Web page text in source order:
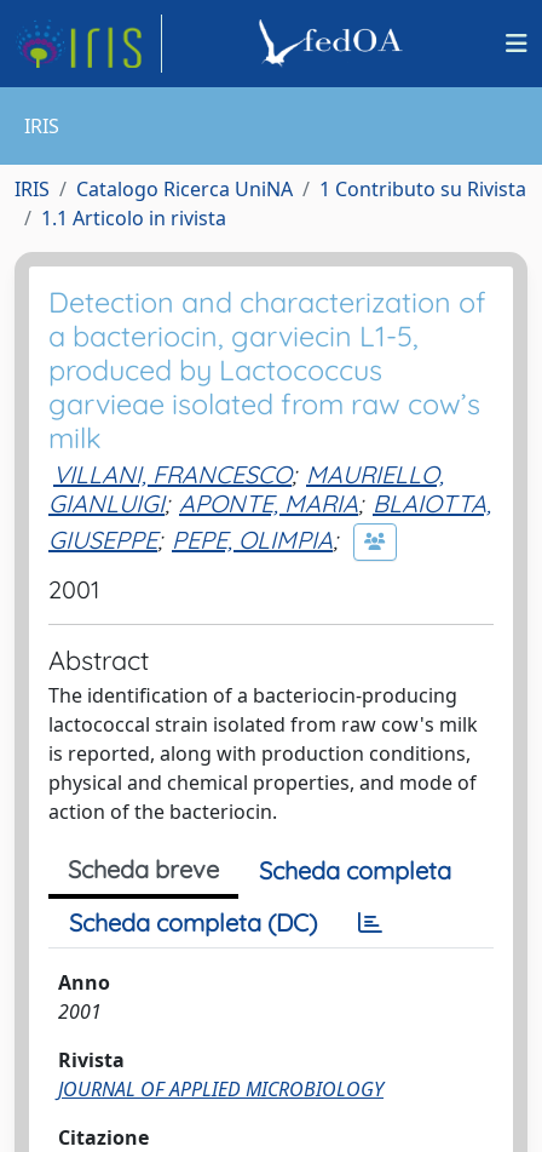
IRIS
IRIS Catalogo Ricerca UniNA
1 Contributo su Rivista
1.1 Articolo in rivista
Detection and characterization of
a bacteriocin, garviecin L1-5,
produced by Lactococcus
garvieae isolated from raw cow’s
milk
VILLANI, FRANCESCO; MAURIELLO,
GIANLUIGI; APONTE, MARIA; BLAIOTTA,
GIUSEPPE; PEPE, OLIMPIA;
2001
Abstract
The identification of a bacteriocin-producing
lactococcal strain isolated from raw cow's milk
is reported, along with production conditions,
physical and chemical properties, and mode of
action of the bacteriocin.
Scheda breve
Scheda completa
Scheda completa (DC)
Anno
2001
Rivista
JOURNAL OF APPLIED MICROBIOLOGY
Citazione